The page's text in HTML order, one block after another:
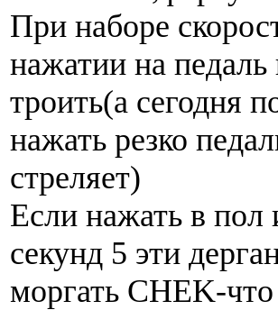
При наборе
нажатии на педаль
троить(а сегодня
нажать резко
стреляет)
Если нажать в пол
секунд 5 эти
моргать CHEK-